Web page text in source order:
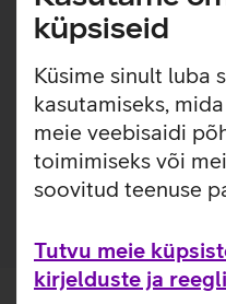
küpsiseid
Küsime sinult luba
kasutamiseks,
meie veebisaidi
toimimiseks või
soovitud teenuse
Tutvu meie
kirjelduste ja
draiverivaba paigalduse
operatsioonisüsteemides.
Kasulikud lingid
Tutvu kaardilugeja
kasutusviisidega tootja